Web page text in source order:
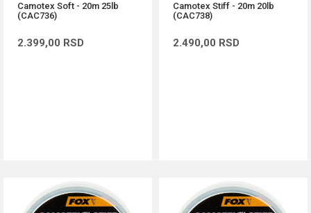
Camotex Soft - 20m 25lb
(CAC736)
2.399,00 RSD
Camotex Stiff - 20m 20lb
(CAC738)
2.490,00 RSD